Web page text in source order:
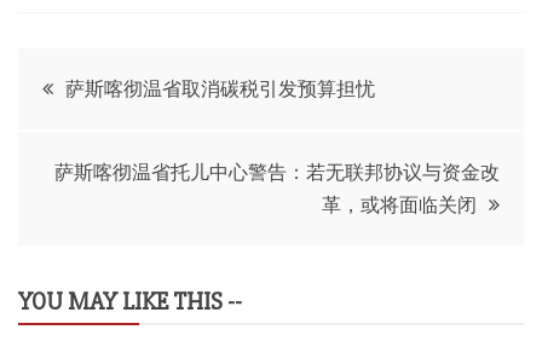
文 萨斯喀彻温省取消碳税引发预算担忧
萨斯喀彻温省托儿中心警告：若无联邦协议与资金改
革，或将面临关闭
YOU MAY LIKE THIS --